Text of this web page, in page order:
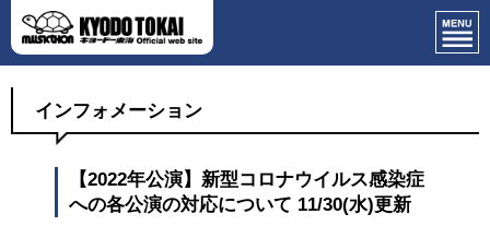
インフォメーション
【2022年公演】新型コロナウイルス感染症
への各公演の対応について 11/30(水)更新